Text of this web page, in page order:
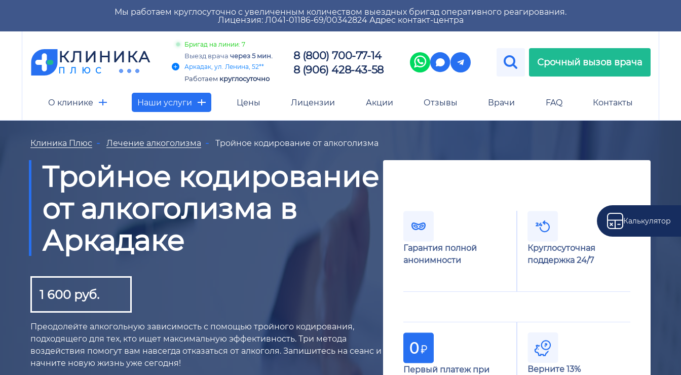
Мы работаем круглосуточно с увеличенным количеством выездных бригад оперативного реагирования.
Лицензия: Л041-01186-69/00342824 Адрес контакт-центра
КЛИНИКА
ПЛЮС
Бригад на линии: 7
Выезд врача через 5 мин.
Аркадак, ул. Ленина, 52**
Работаем круглосуточно
8 (800) 700-77-14
8 (906) 428-43-58
Срочный вызов врача
О клинике Наши услуги Цены Лицензии Акции Отзывы Врачи FAQ Контакты
Калькулятор
Клиника Плюс Лечение алкоголизма Тройное кодирование от алкоголизма
Тройное кодирование
от алкоголизма в
Аркадаке
1 600 руб.
Преодолейте алкогольную зависимость с помощью тройного кодирования,
подходящего для тех, кто ищет максимальную эффективность. Три метода
воздействия помогут вам навсегда отказаться от алкоголя. Запишитесь на сеанс и
начните новую жизнь уже сегодня!
Гарантия полной
анонимности
Круглосуточная
поддержка 24/7
Первый платеж при
Верните 13%